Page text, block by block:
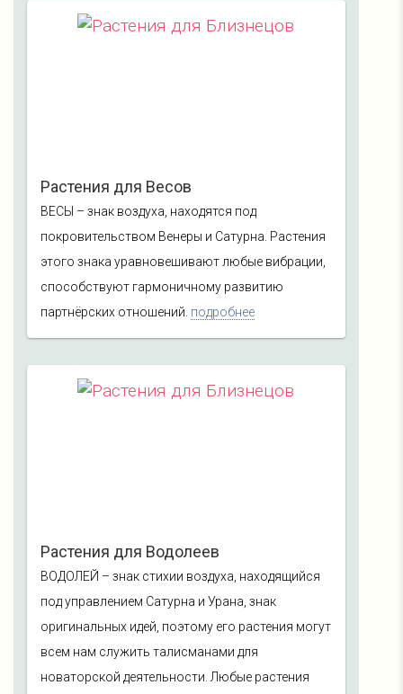
Растения для Весов
ВЕСЫ – знак воздуха, находятся под
покровительством Венеры и Сатурна. Растения
этого знака уравновешивают любые вибрации,
способствуют гармоничному развитию
партнёрских отношений. подробнее
Растения для Водолеев
ВОДОЛЕЙ – знак стихии воздуха, находящийся
под управлением Сатурна и Урана, знак
оригинальных идей, поэтому его растения могут
всем нам служить талисманами для
новаторской деятельности. Любые растения